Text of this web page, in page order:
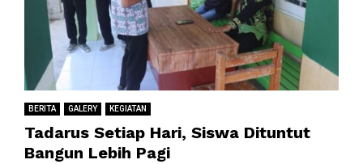
BERITA GALERY KEGIATAN
Tadarus Setiap Hari, Siswa Dituntut
Bangun Lebih Pagi